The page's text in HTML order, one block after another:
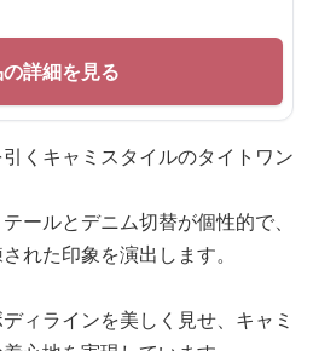
詳細を見る
くキャミスタイルのタイトワン
ールとデニム切替が個性的で、
れた印象を演出します。
ィラインを美しく見せ、キャミ